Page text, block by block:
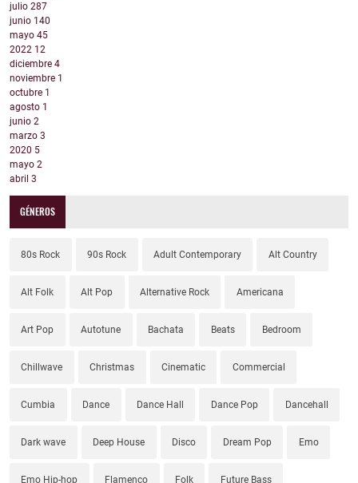
julio 287
junio 140
mayo 45
2022 12
diciembre 4
noviembre 1
octubre 1
agosto 1
junio 2
marzo 3
2020 5
mayo 2
abril 3
GÉNEROS
80s Rock 90s Rock Adult Contemporary Alt Country
Alt Folk Alt Pop Alternative Rock Americana
Art Pop Autotune Bachata Beats Bedroom
Chillwave Christmas Cinematic Commercial
Cumbia Dance Dance Hall Dance Pop Dancehall
Dark wave Deep House Disco Dream Pop Emo
Emo Hip-hop Flamenco Folk Future Bass